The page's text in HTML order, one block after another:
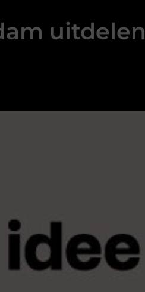
uitdelen